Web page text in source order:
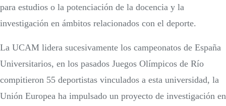
para estudios o la potenciación de la docencia y la
investigación en ámbitos relacionados con el deporte.
La UCAM lidera sucesivamente los campeonatos de España
Universitarios, en los pasados Juegos Olímpicos de Río
compitieron 55 deportistas vinculados a esta universidad, la
Unión Europea ha impulsado un proyecto de investigación en